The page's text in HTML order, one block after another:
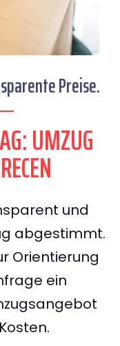
Preise.
UMZUG
und
abgestimmt.
Orientierung
ein